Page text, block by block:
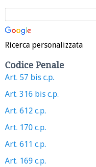
Ricerca personalizzata
Codice Penale
Art. 57 bis c.p.
Art. 316 bis c.p.
Art. 612 c.p.
Art. 170 c.p.
Art. 611 c.p.
Art. 169 c.p.